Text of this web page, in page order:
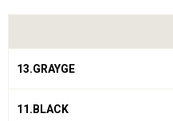
13.GRAYGE
11.BLACK